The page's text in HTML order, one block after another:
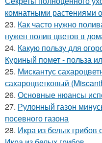
комнатными растениями
23. Как часто нужно
нужен полив цветов в
24. Какую пользу для
Куриный помет - польза
25. Мискантус
сахароцветковый
26. Основные нюансы
27. Рулонный газон
посевного газона
28. Икра из белых